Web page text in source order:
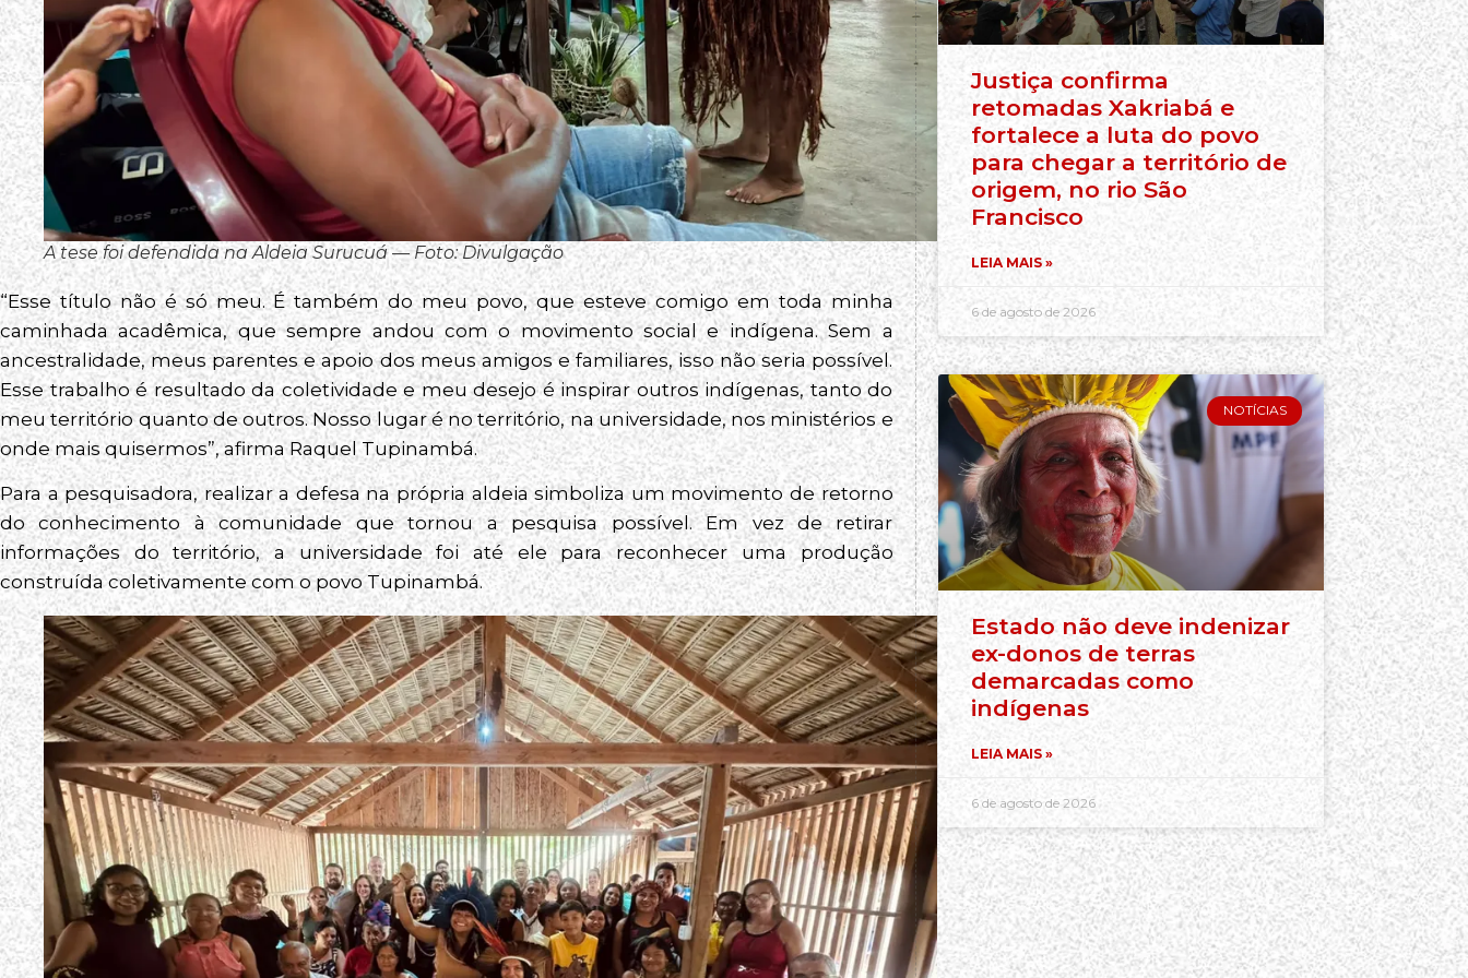
A tese foi defendida na Aldeia Surucuá — Foto: Divulgação
“Esse título não é só meu. É também do meu povo, que esteve comigo em toda minha
caminhada acadêmica, que sempre andou com o movimento social e indígena. Sem a
ancestralidade, meus parentes e apoio dos meus amigos e familiares, isso não seria possível.
Esse trabalho é resultado da coletividade e meu desejo é inspirar outros indígenas, tanto do
meu território quanto de outros. Nosso lugar é no território, na universidade, nos ministérios e
onde mais quisermos”, afirma Raquel Tupinambá.
Para a pesquisadora, realizar a defesa na própria aldeia simboliza um movimento de retorno
do conhecimento à comunidade que tornou a pesquisa possível. Em vez de retirar
informações do território, a universidade foi até ele para reconhecer uma produção
construída coletivamente com o povo Tupinambá.
Justiça confirma
retomadas Xakriabá e
fortalece a luta do povo
para chegar a território de
origem, no rio São
Francisco
LEIA MAIS »
6 de agosto de 2026
NOTÍCIAS
Estado não deve indenizar
ex-donos de terras
demarcadas como
indígenas
LEIA MAIS »
6 de agosto de 2026